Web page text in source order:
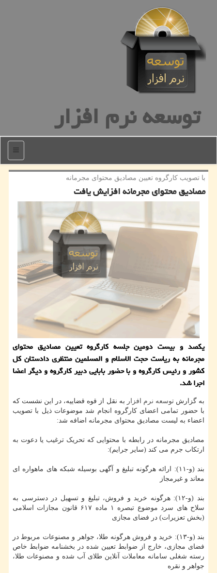
توسعه نرم افزار
منو
با تصویب كارگروه تعیین مصادیق محتوای مجرمانه
مصادیق محتوای مجرمانه افزایش یافت
یکصد و بیست دومین جلسه کارگروه تعیین مصادیق محتوای
مجرمانه به ریاست حجت الاسلام و المسلمین منتظری دادستان کل
کشور و رئیس کارگروه و با حضور بابایی دبیر کارگروه و دیگر اعضا
اجرا شد.
به گزارشتوسعه نرم افزار به نقل از قوه قضاییه، در این نشست که
با حضور تمامی اعضای کارگروه انجام شد موضوعات ذیل با تصویب
اعضاء به لیست مصادیق محتوای مجرمانه اضافه شد:
مصادیق مجرمانه در رابطه با محتوایی که تحریک ترغیب یا دعوت به
ارتکاب جرم می کند (سایر جرایم):
بند (و-۱۱): ارائه هرگونه تبلیغ و آگهی بوسیله شبکه های ماهواره ای
معاند و غیرمجاز
بند (و-۱۲): هرگونه خرید و فروش، تبلیغ و تسهیل در دسترسی به
سلاح های سرد موضوع تبصره ۱ ماده ۶۱۷ قانون مجازات اسلامی
(بخش تعزیرات) در فضای مجازی
بند (و-۱۳): خرید و فروش هرگونه طلا، جواهر و مصنوعات مربوط در
فضای مجازی، خارج از ضوابط تعیین شده در بخشنامه ضوابط خاص
رسته شغلی سامانه معاملات آنلاین طلای آب شده و مصنوعات طلا،
جواهر و نقره